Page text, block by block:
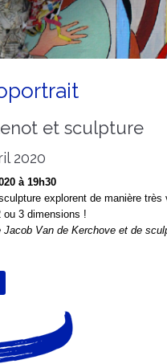
et sculpture
2020
à 19h30
explorent de manière très
ou 3 dimensions !
Van de Kerchove et de